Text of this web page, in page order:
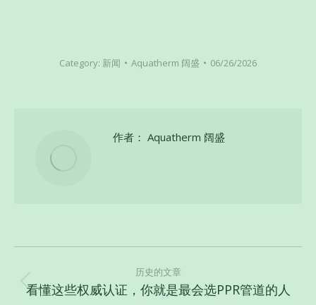
Category: 新闻 Aquatherm 阔盛 06/26/2026
作者： Aquatherm 阔盛
章
导
历史的文章
历
看懂这些权威认证，你就是最会选PPR管道的人